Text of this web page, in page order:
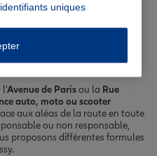
auto, moto
à Massy
l'Avenue de Parisou la Rue
auto, moto ou scooter
aux aléas de la route en toute
ou non responsable,
proposons différentes formules
uniques